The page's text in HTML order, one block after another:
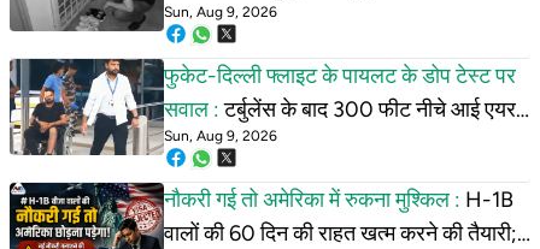
Sun, Aug 9, 2026
फुकेट-दिल्ली फ्लाइट के पायलट के डोप टेस्ट पर
सवाल :टर्बुलेंस के बाद 300 फीट नीचे आई एयर
इंडिया की फ्लाइट; 17 यात्री घायल
Sun, Aug 9, 2026
नौकरी गई तो अमेरिका में रुकना मुश्किल : H-1B
वालों की 60 दिन की राहत खत्म करने की तैयारी;